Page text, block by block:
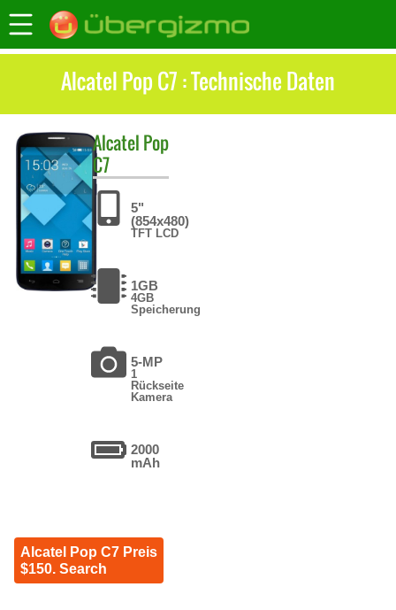
Alcatel Pop C7 : Technische Daten
Alcatel Pop
C7
5"
(854x480)
TFT LCD
1GB
4GB
Speicherung
5-MP
1
Rückseite
Kamera
2000
mAh
Alcatel Pop C7 Preis
$150. Search